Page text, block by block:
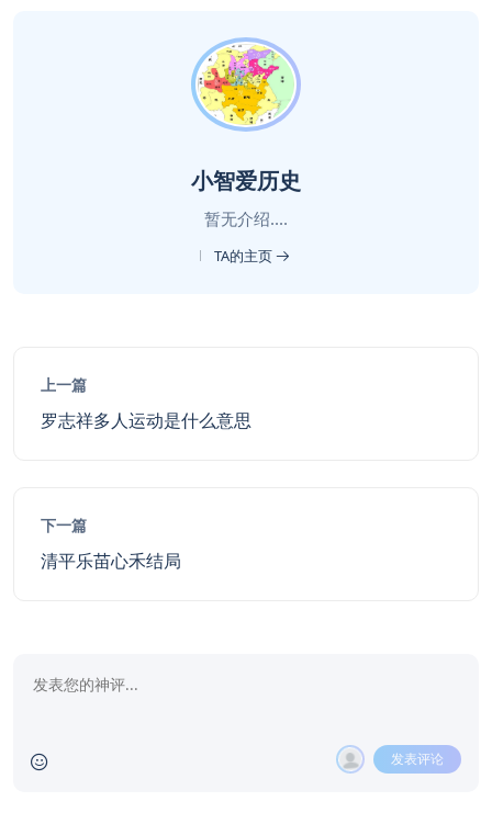
小智爱历史
暂无介绍....
TA的主页
上一篇
罗志祥多人运动是什么意思
下一篇
清平乐苗心禾结局
发表评论